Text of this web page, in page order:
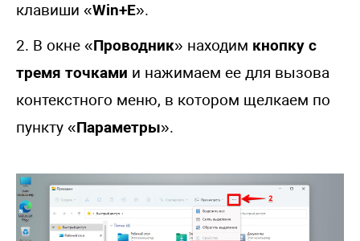
клавиши «Win+E».
2. В окне «Проводник» находим кнопку с
тремя точками и нажимаем ее для вызова
контекстного меню, в котором щелкаем по
пункту «Параметры».